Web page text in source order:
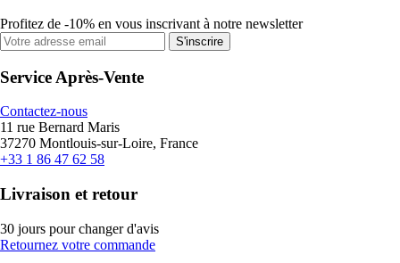
Profitez de -10% en vous inscrivant à notre newsletter
S'inscrire
Service Après-Vente
Contactez-nous
11 rue Bernard Maris
37270 Montlouis-sur-Loire, France
+33 1 86 47 62 58
Livraison et retour
30 jours pour changer d'avis
Retournez votre commande